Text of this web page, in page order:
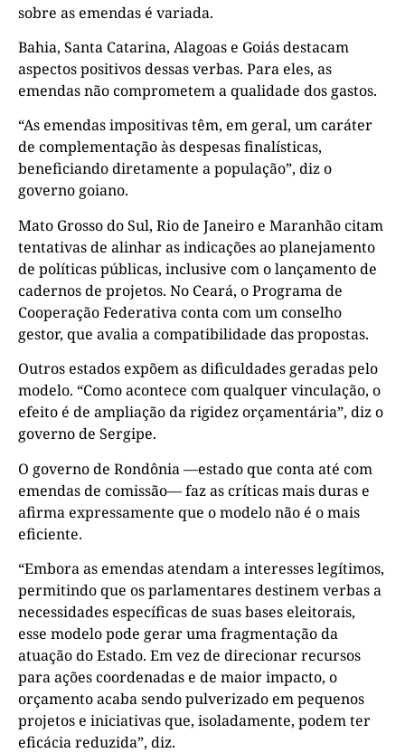
sobre as emendas é variada.
Bahia, Santa Catarina, Alagoas e Goiás destacam
aspectos positivos dessas verbas. Para eles, as
emendas não comprometem a qualidade dos gastos.
“As emendas impositivas têm, em geral, um caráter
de complementação às despesas finalísticas,
beneficiando diretamente a população”, diz o
governo goiano.
Mato Grosso do Sul, Rio de Janeiro e Maranhão citam
tentativas de alinhar as indicações ao planejamento
de políticas públicas, inclusive com o lançamento de
cadernos de projetos. No Ceará, o Programa de
Cooperação Federativa conta com um conselho
gestor, que avalia a compatibilidade das propostas.
Outros estados expõem as dificuldades geradas pelo
modelo. “Como acontece com qualquer vinculação, o
efeito é de ampliação da rigidez orçamentária”, diz o
governo de Sergipe.
O governo de Rondônia —estado que conta até com
emendas de comissão— faz as críticas mais duras e
afirma expressamente que o modelo não é o mais
eficiente.
“Embora as emendas atendam a interesses legítimos,
permitindo que os parlamentares destinem verbas a
necessidades específicas de suas bases eleitorais,
esse modelo pode gerar uma fragmentação da
atuação do Estado. Em vez de direcionar recursos
para ações coordenadas e de maior impacto, o
orçamento acaba sendo pulverizado em pequenos
projetos e iniciativas que, isoladamente, podem ter
eficácia reduzida”, diz.